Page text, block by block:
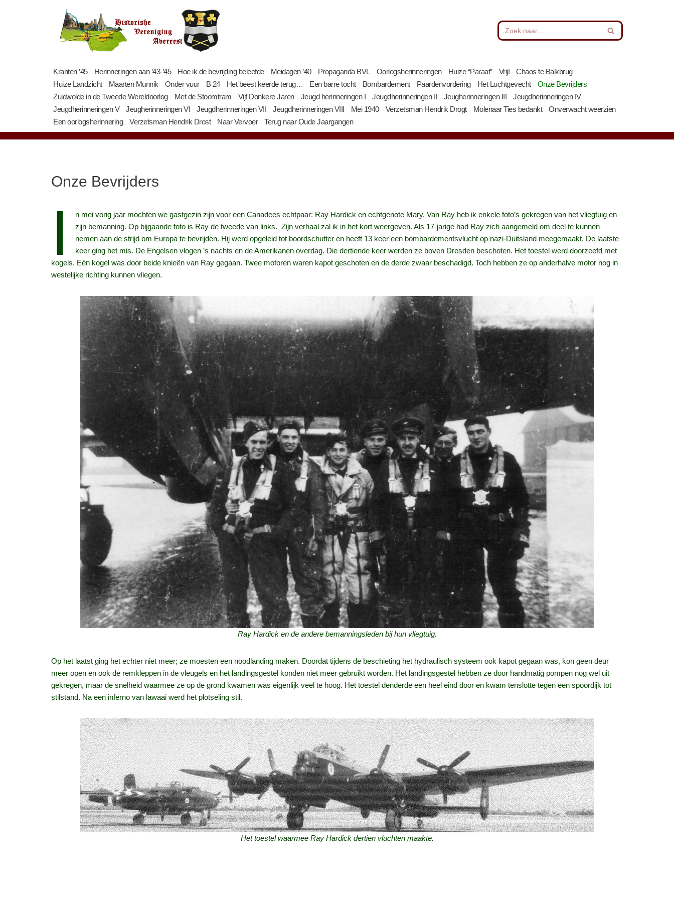
Kranten ’45
Herinneringen aan ’43-’45 Hoe ik de bevrijding beleefde Meidagen ’40 Propaganda BVL Oorlogsherinneringen Huize “Paraat” Vrij!
Chaos te Balkbrug
Huize Landzicht
Maarten Munnik Onder vuur B 24 Het beest keerde terug… Een barre tocht Bombardement Paardenvordering Het Luchtgevecht
Onze Bevrijders
Zuidwolde in de Tweede Wereldoorlog
Met de Stoomtram Vijf Donkere Jaren Jeugd herinneringen I Jeugdherinneringen II Jeugherinneringen III
Jeugdherinneringen IV
Jeugdherinneringen V
Jeugherinneringen VI Jeugdherinneringen VII Jeugdherinneringen VIII Mei 1940 Verzetsman Hendrik Drogt Molenaar Ties bedankt
Onverwacht weerzien
Een oorlogsherinnering
Verzetsman Hendrik Drost Naar Vervoer Terug naar Oude Jaargangen
Onze Bevrijders
I
n mei vorig jaar mochten we gastgezin zijn voor een Canadees echtpaar: Ray Hardick en echtgenote Mary. Van Ray heb ik enkele foto’s gekregen van het vliegtuig en
zijn bemanning. Op bijgaande foto is Ray de tweede van links. Zijn verhaal zal ik in het kort weergeven. Als 17-jarige had Ray zich aangemeld om deel te kunnen
nemen aan de strijd om Europa te bevrijden. Hij werd opgeleid tot boordschutter en heeft 13 keer een bombardementsvlucht op nazi-Duitsland meegemaakt. De laatste
keer ging het mis. De Engelsen vlogen ’s nachts en de Amerikanen overdag. Die dertiende keer werden ze boven Dresden beschoten. Het toestel werd doorzeefd met
kogels. Eén kogel was door beide knieën van Ray gegaan. Twee motoren waren kapot geschoten en de derde zwaar beschadigd. Toch hebben ze op anderhalve motor nog in
westelijke richting kunnen vliegen.
Ray Hardick en de andere bemanningsleden bij hun vliegtuig.
Op het laatst ging het echter niet meer; ze moesten een noodlanding maken. Doordat tijdens de beschieting het hydraulisch systeem ook kapot gegaan was, kon geen deur
meer open en ook de remkleppen in de vleugels en het landingsgestel konden niet meer gebruikt worden. Het landingsgestel hebben ze door handmatig pompen nog wel uit
gekregen, maar de snelheid waarmee ze op de grond kwamen was eigenlijk veel te hoog. Het toestel denderde een heel eind door en kwam tenslotte tegen een spoordijk tot
stilstand. Na een inferno van lawaai werd het plotseling stil.
Het toestel waarmee Ray Hardick dertien vluchten maakte.